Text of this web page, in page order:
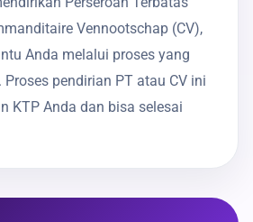
Vennootschap (CV),
Anda melalui proses yang
pendirian PT atau CV ini
KTP Anda dan bisa selesai